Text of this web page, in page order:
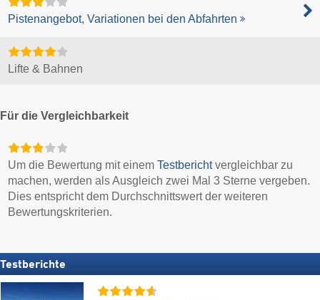
Pistenangebot, Variationen bei den Abfahrten
Lifte & Bahnen
Für die Vergleichbarkeit
Um die Bewertung mit einemTestberichtvergleichbar zu
machen, werden als Ausgleich zwei Mal 3 Sterne vergeben.
Dies entspricht dem Durchschnittswert der weiteren
Bewertungskriterien.
Testberichte